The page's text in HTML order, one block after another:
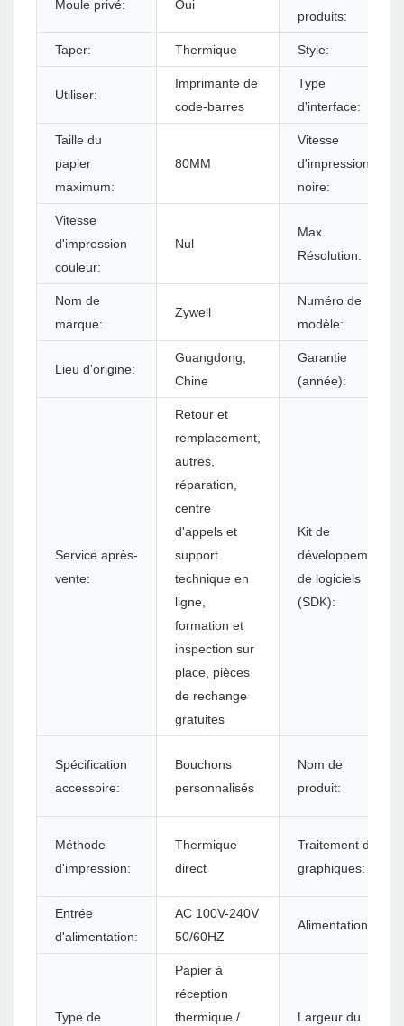
Moule privé: Oui
produits:
Taper: Thermique Style:
Utiliser:
Imprimante de
code-barres
Type
d'interface:
Taille du
papier
maximum:
80MM
Vitesse
d'impression
noire:
Vitesse
d'impression
couleur:
Nul
Max.
Résolution:
Nom de
marque:
Zywell
Numéro de
modèle:
Lieu d'origine:
Guangdong,
Chine
Garantie
(année):
Service après-
vente:
Retour et
remplacement,
autres,
réparation,
centre
d'appels et
support
technique en
ligne,
formation et
inspection sur
place, pièces
de rechange
gratuites
Kit de
développement
de logiciels
(SDK):
Spécification
accessoire:
Bouchons
personnalisés
Nom de
produit:
Méthode
d'impression:
Thermique
direct
Traitement des
graphiques:
Entrée
d'alimentation:
AC 100V-240V
50/60HZ
Alimentation:
Type de
Papier à
réception
thermique /
Largeur du